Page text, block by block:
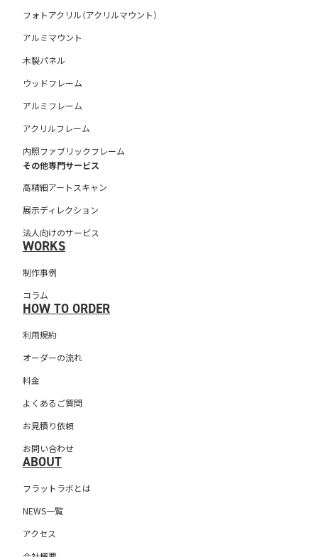
フォトアクリル（アクリルマウント）
アルミマウント
木製パネル
ウッドフレーム
アルミフレーム
アクリルフレーム
内照ファブリックフレーム
その他専門サービス
高精細アートスキャン
展示ディレクション
法人向けのサービス
WORKS
制作事例
コラム
HOW TO ORDER
利用規約
オーダーの流れ
料金
よくあるご質問
お見積り依頼
お問い合わせ
ABOUT
フラットラボとは
NEWS一覧
アクセス